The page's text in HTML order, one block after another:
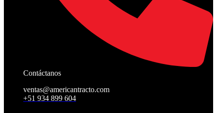
Contáctanos
ventas@americantracto.com
+51 934 899 604